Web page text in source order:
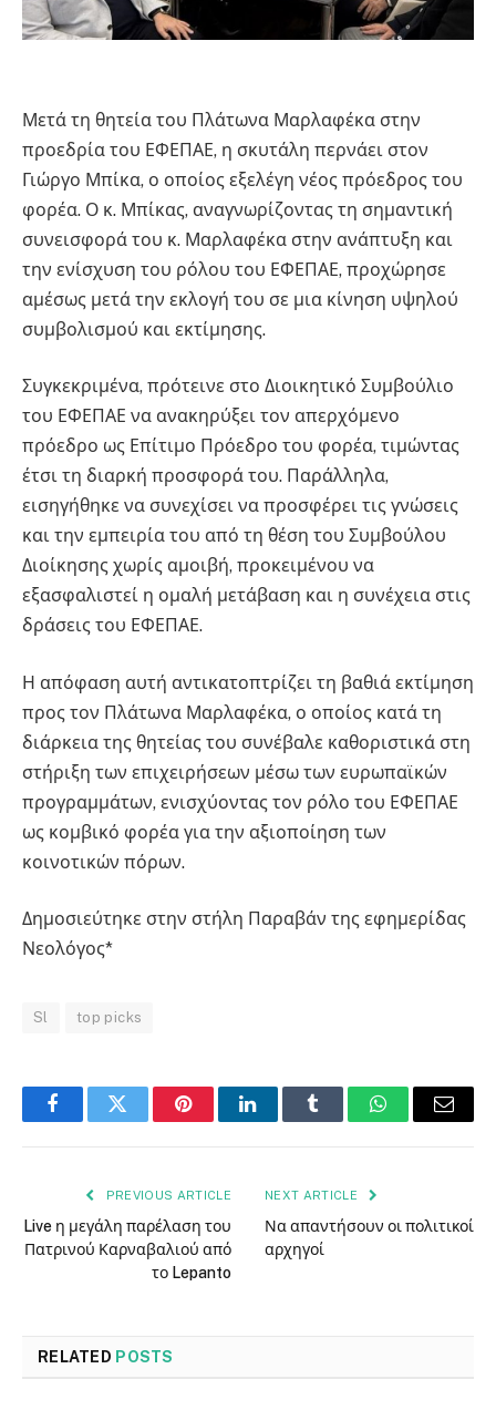
Μετά τη θητεία του Πλάτωνα Μαρλαφέκα στην
προεδρία του ΕΦΕΠΑΕ, η σκυτάλη περνάει στον
Γιώργο Μπίκα, ο οποίος εξελέγη νέος πρόεδρος του
φορέα. Ο κ. Μπίκας, αναγνωρίζοντας τη σημαντική
συνεισφορά του κ. Μαρλαφέκα στην ανάπτυξη και
την ενίσχυση του ρόλου του ΕΦΕΠΑΕ, προχώρησε
αμέσως μετά την εκλογή του σε μια κίνηση υψηλού
συμβολισμού και εκτίμησης.
Συγκεκριμένα, πρότεινε στο Διοικητικό Συμβούλιο
του ΕΦΕΠΑΕ να ανακηρύξει τον απερχόμενο
πρόεδρο ως Επίτιμο Πρόεδρο του φορέα, τιμώντας
έτσι τη διαρκή προσφορά του. Παράλληλα,
εισηγήθηκε να συνεχίσει να προσφέρει τις γνώσεις
και την εμπειρία του από τη θέση του Συμβούλου
Διοίκησης χωρίς αμοιβή, προκειμένου να
εξασφαλιστεί η ομαλή μετάβαση και η συνέχεια στις
δράσεις του ΕΦΕΠΑΕ.
Η απόφαση αυτή αντικατοπτρίζει τη βαθιά εκτίμηση
προς τον Πλάτωνα Μαρλαφέκα, ο οποίος κατά τη
διάρκεια της θητείας του συνέβαλε καθοριστικά στη
στήριξη των επιχειρήσεων μέσω των ευρωπαϊκών
προγραμμάτων, ενισχύοντας τον ρόλο του ΕΦΕΠΑΕ
ως κομβικό φορέα για την αξιοποίηση των
κοινοτικών πόρων.
Δημοσιεύτηκε στην στήλη Παραβάν της εφημερίδας
Νεολόγος*
Sl top picks
FacebookTwitter PinterestLinkedInTumblr WhatsAppEmail
PREVIOUS ARTICLE
Live η μεγάλη παρέλαση του
Πατρινού Καρναβαλιού από
το Lepanto
NEXT ARTICLE
Να απαντήσουν οι πολιτικοί
αρχηγοί
RELATED POSTS